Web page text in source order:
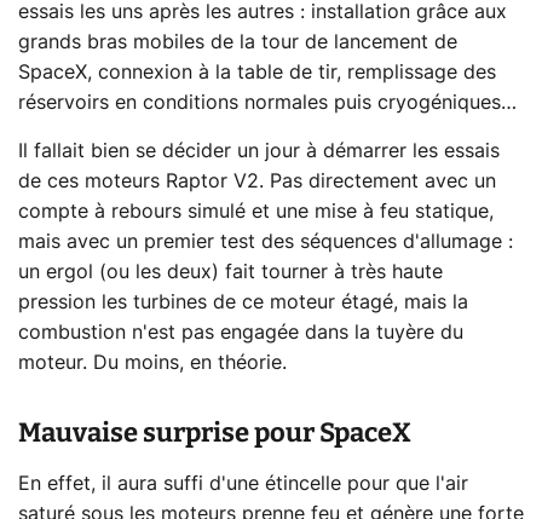
essais les uns après les autres : installation grâce aux
grands bras mobiles de la tour de lancement de
SpaceX, connexion à la table de tir, remplissage des
réservoirs en conditions normales puis cryogéniques…
Il fallait bien se décider un jour à démarrer les essais
de ces moteurs Raptor V2. Pas directement avec un
compte à rebours simulé et une mise à feu statique,
mais avec un premier test des séquences d'allumage :
un ergol (ou les deux) fait tourner à très haute
pression les turbines de ce moteur étagé, mais la
combustion n'est pas engagée dans la tuyère du
moteur. Du moins, en théorie.
Mauvaise surprise pour SpaceX
En effet, il aura suffi d'une étincelle pour que l'air
saturé sous les moteurs prenne feu et génère une forte